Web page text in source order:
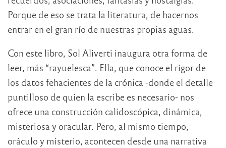
Porque de eso se trata la literatura, de hacernos
entrar en el gran río de nuestras propias aguas.
Con este libro, Sol Aliverti inaugura otra forma de
leer, más “rayuelesca”. Ella, que conoce el rigor de
los datos fehacientes de la crónica -donde el detalle
puntilloso de quien la escribe es necesario- nos
ofrece una construcción calidoscópica, dinámica,
misteriosa y oracular. Pero, al mismo tiempo,
oráculo y misterio, acontecen desde una narrativa